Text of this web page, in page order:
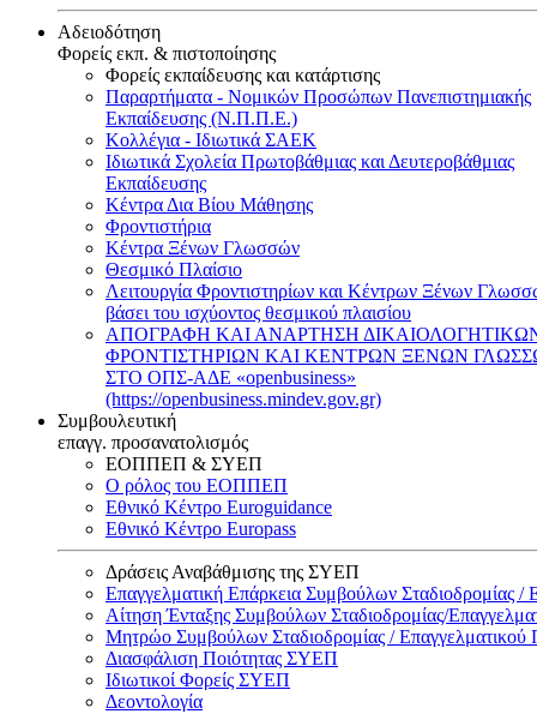
Αδειοδότηση
Φορείς εκπ. & πιστοποίησης
Φορείς εκπαίδευσης και κατάρτισης
Παραρτήματα - Νομικών Προσώπων Πανεπιστημιακής
Εκπαίδευσης (Ν.Π.Π.Ε.)
Κολλέγια - Ιδιωτικά ΣΑΕΚ
Ιδιωτικά Σχολεία Πρωτοβάθμιας και Δευτεροβάθμιας
Εκπαίδευσης
Κέντρα Δια Βίου Μάθησης
Φροντιστήρια
Κέντρα Ξένων Γλωσσών
Θεσμικό Πλαίσιο
Λειτουργία Φροντιστηρίων και Κέντρων Ξένων
βάσει του ισχύοντος θεσμικού πλαισίου
ΑΠΟΓΡΑΦΗ ΚΑΙ ΑΝΑΡΤΗΣΗ
ΦΡΟΝΤΙΣΤΗΡΙΩΝ ΚΑΙ ΚΕΝΤΡΩΝ ΞΕΝΩΝ
ΣΤΟ ΟΠΣ-ΑΔΕ «openbusiness»
(https://openbusiness.mindev.gov.gr)
Συμβουλευτική
επαγγ. προσανατολισμός
ΕΟΠΠΕΠ & ΣΥΕΠ
Ο ρόλος του ΕΟΠΠΕΠ
Εθνικό Κέντρο Euroguidance
Εθνικό Κέντρο Europass
Δράσεις Αναβάθμισης της ΣΥΕΠ
Επαγγελματική Επάρκεια Συμβούλων Σταδιοδρομίας /
Αίτηση Ένταξης Συμβούλων Σταδιοδρομίας/
Μητρώο Συμβούλων Σταδιοδρομίας / Επαγγελματικού
Διασφάλιση Ποιότητας ΣΥΕΠ
Ιδιωτικοί Φορείς ΣΥΕΠ
Δεοντολογία